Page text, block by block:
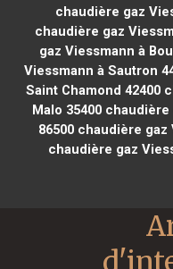
chaudière gaz
chaudière gaz
gaz Viessmann à
Viessmann à Sautron
Saint Chamond 42400
Malo 35400 chaudière
86500 chaudière gaz
chaudière gaz